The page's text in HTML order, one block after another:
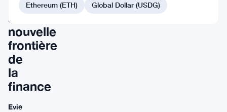
la
nouvelle
frontière
de
la
finance
Evie
Ethereum (ETH)
Global Dollar (USDG)